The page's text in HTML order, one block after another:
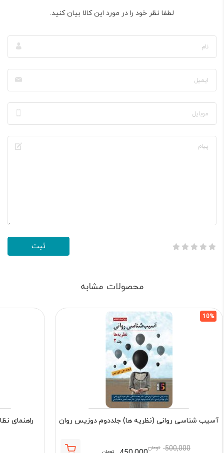
لطفا نظر خود را در مورد این کالا بیان کنید.
محصولات مشابه
10%
آسیب شناسی روانی (نظریه ها) جلددوم دوزیس روان
500,000 تومان
راهنمای